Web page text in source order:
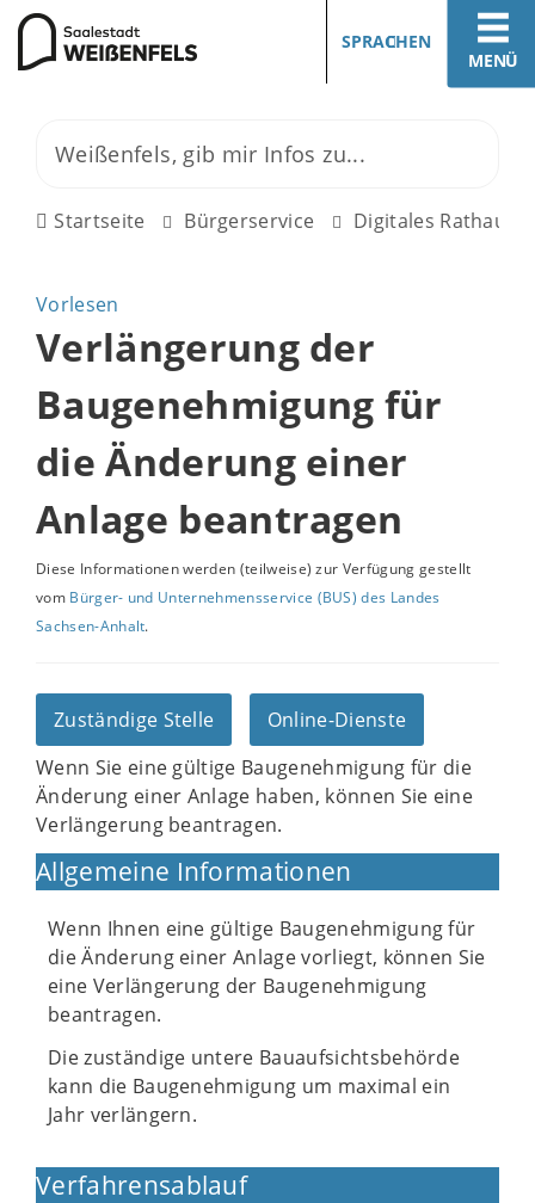
MENÜ
SPRACHEN
Startseite Bürgerservice Digitales Rathaus
Vorlesen
Verlängerung der
Baugenehmigung für
die Änderung einer
Anlage beantragen
Diese Informationen werden (teilweise) zur Verfügung gestellt
vom Bürger- und Unternehmensservice (BUS) des Landes
Sachsen-Anhalt.
Zuständige Stelle
Online-Dienste
Wenn Sie eine gültige Baugenehmigung für die
Änderung einer Anlage haben, können Sie eine
Verlängerung beantragen.
Allgemeine Informationen
Wenn Ihnen eine gültige Baugenehmigung für
die Änderung einer Anlage vorliegt, können Sie
eine Verlängerung der Baugenehmigung
beantragen.
Die zuständige untere Bauaufsichtsbehörde
kann die Baugenehmigung um maximal ein
Jahr verlängern.
Verfahrensablauf